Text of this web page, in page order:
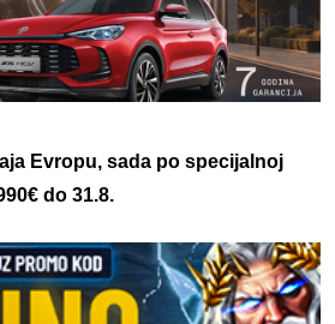
Evropu, sada po specijalnoj
do 31.8.